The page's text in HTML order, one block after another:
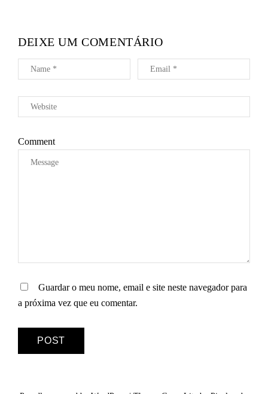
E
A
G
O
S
DEIXE UM COMENTÁRIO
Comment
Guardar o meu nome, email e site neste navegador para
a próxima vez que eu comentar.